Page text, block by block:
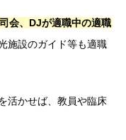
会、DJが適職中の適職
施設のガイド等も適職
活かせば、教員や臨床